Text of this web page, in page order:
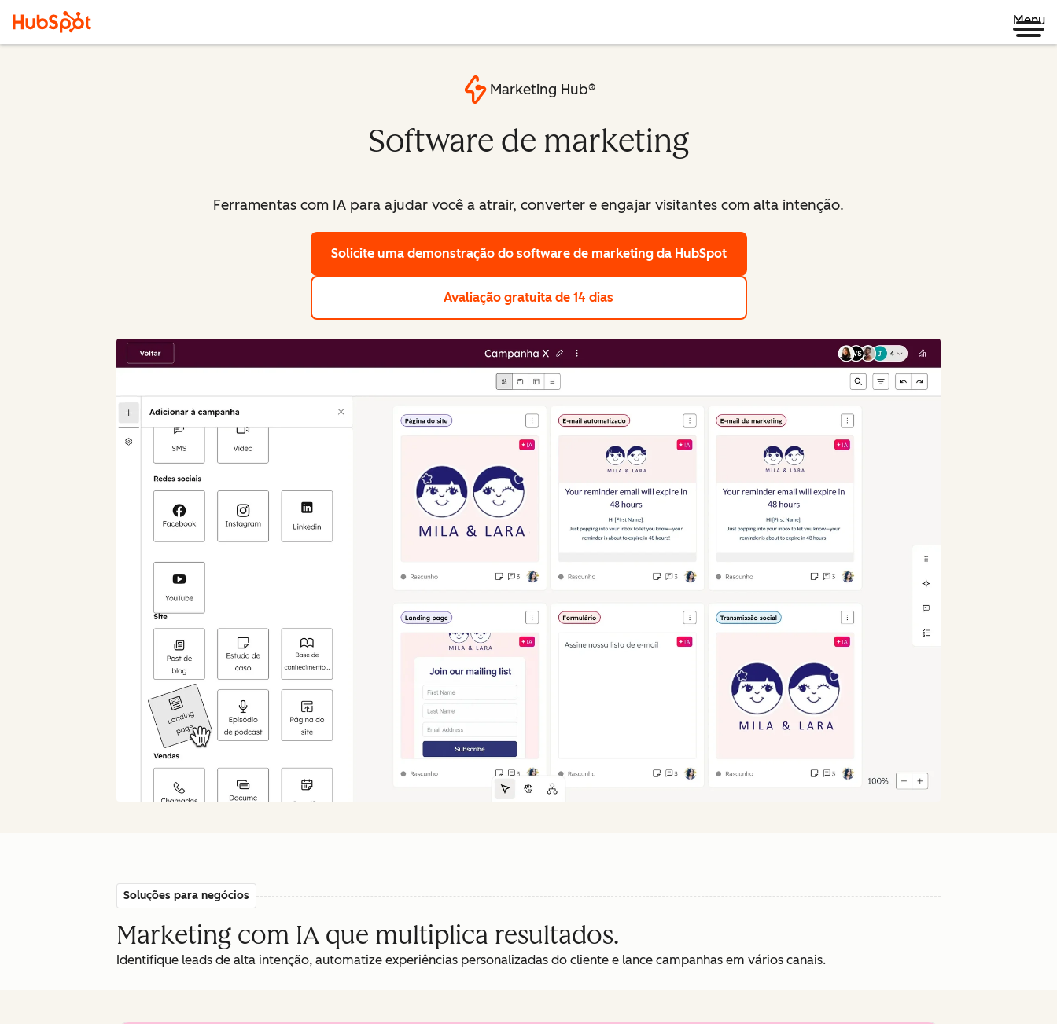
Menu
Marketing Hub®
Software de marketing
Ferramentas com IA para ajudar você a atrair, converter e engajar visitantes com alta intenção.
Solicite uma demonstração do software de marketing da HubSpot
Avaliação gratuita de 14 dias
Soluções para negócios
Marketing com IA que multiplica resultados.
Identifique leads de alta intenção, automatize experiências personalizadas do cliente e lance campanhas em vários canais.